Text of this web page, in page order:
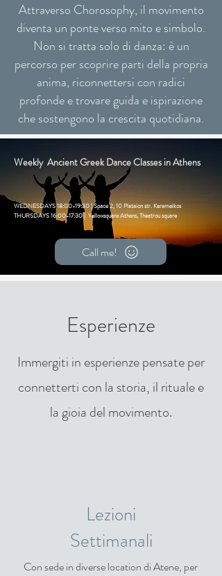
Attraverso Chorosophy, il movimento
diventa un ponte verso mito e simbolo.
Non si tratta solo di danza: è un
percorso per scoprire parti della propria
anima, riconnettersi con radici
profonde e trovare guida e ispirazione
che sostengono la crescita quotidiana.
Weekly Ancient Greek Dance Classes in Athens
WEDNESDAYS 18:00-19:30 | Space 2, 10 Plataion str. Kerameikos
THURSDAYS 16:00-17:30 | Yellowsquare Athens, Theatrou square
Call me!
Esperienze
Immergiti in esperienze pensate per
connetterti con la storia, il rituale e
la gioia del movimento.
Lezioni
Settimanali
Con sede in diverse location di Atene, per